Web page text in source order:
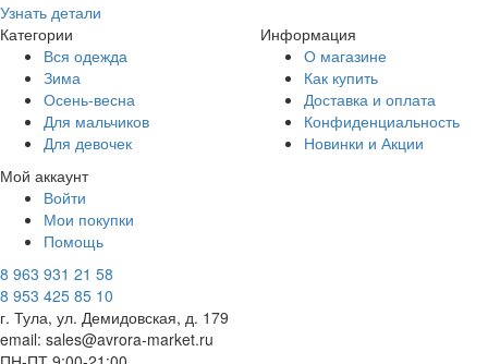
Узнать детали
Категории
Вся одежда
Зима
Осень-весна
Для мальчиков
Для девочек
Информация
О магазине
Как купить
Доставка и оплата
Конфиденциальность
Новинки и Акции
Мой аккаунт
Войти
Мои покупки
Помощь
8 963 931 21 58
8 953 425 85 10
г. Тула, ул. Демидовская, д. 179
email: sales@avrora-market.ru